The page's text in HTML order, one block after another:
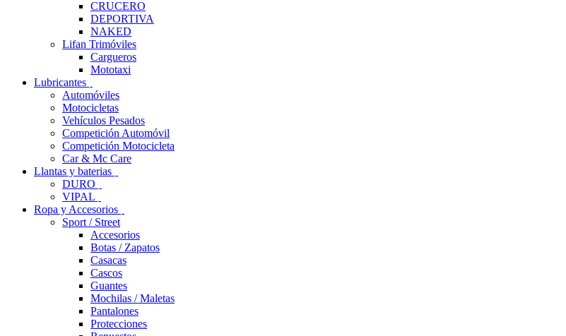
CRUCERO
DEPORTIVA
NAKED
Lifan Trimóviles
Cargueros
Mototaxi
Lubricantes
Automóviles
Motocicletas
Vehículos Pesados
Competición Automóvil
Competición Motocicleta
Car & Mc Care
Llantas y baterias
DURO
VIPAL
Ropa y Accesorios
Sport / Street
Accesorios
Botas / Zapatos
Casacas
Cascos
Guantes
Mochilas / Maletas
Pantalones
Protecciones